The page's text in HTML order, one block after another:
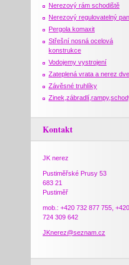
Nerezový rám schodiště
Nerezový regulovatelný
Pergola komaxit
Střešní nosná ocelová
konstrukce
Vodojemy vystrojení
Zateplená vrata a nerez
Závěsné truhlíky
Kontakt
JK nerez
Pustiměřské Prusy 53
683 21
Pustiměř
mob.: +420 732 877 755, +420
724 309 642
JKnerez@seznam.cz